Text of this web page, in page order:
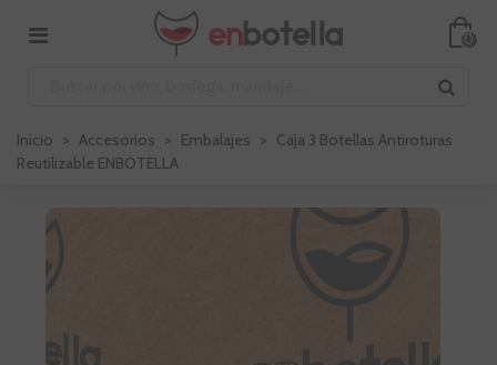
0
Inicio > Accesorios > Embalajes > Caja 3 Botellas Antiroturas
Reutilizable ENBOTELLA